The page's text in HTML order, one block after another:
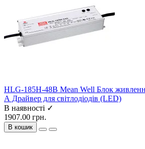
HLG-185H-48B Mean Well Блок
А Драйвер для світлодіодів (LED)
В наявності ✓
1907.00 грн.
В кошик